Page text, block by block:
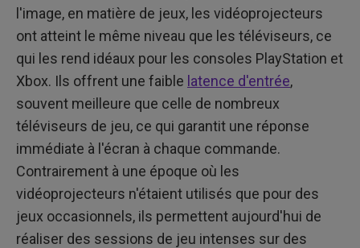
l'image, en matière de jeux, les vidéoprojecteurs
ont atteint le même niveau que les téléviseurs, ce
qui les rend idéaux pour les consoles PlayStation et
Xbox. Ils offrent une faible latence d'entrée,
souvent meilleure que celle de nombreux
téléviseurs de jeu, ce qui garantit une réponse
immédiate à l'écran à chaque commande.
Contrairement à une époque où les
vidéoprojecteurs n'étaient utilisés que pour des
jeux occasionnels, ils permettent aujourd'hui de
réaliser des sessions de jeu intenses sur des